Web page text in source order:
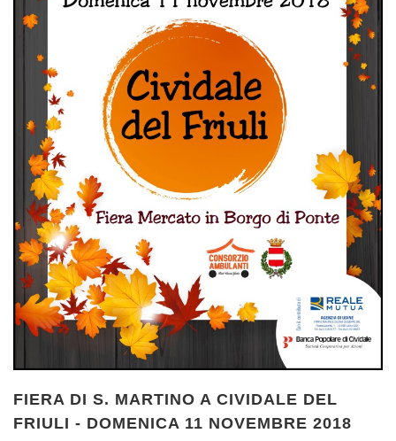
FIERA DI S. MARTINO A CIVIDALE DEL
FRIULI - DOMENICA 11 NOVEMBRE 2018